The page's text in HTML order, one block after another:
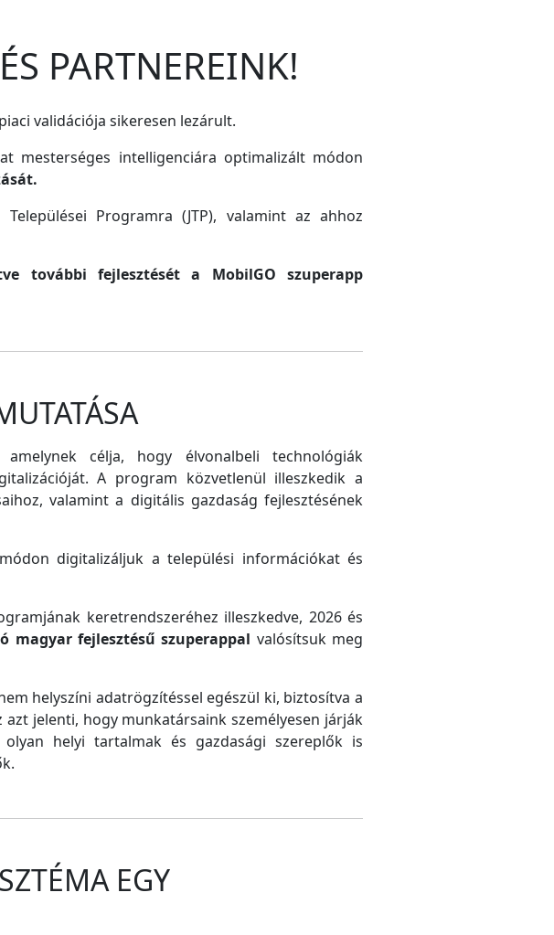
PARTNEREINK!
validációja sikeresen lezárult.
mesterséges intelligenciára optimalizált módon
Programra (JTP), valamint az ahhoz
további fejlesztését a MobilGO szuperapp
célja, hogy élvonalbeli technológiák
A program közvetlenül illeszkedik a
valamint a digitális gazdaság fejlesztésének
digitalizáljuk a települési információkat és
keretrendszeréhez illeszkedve, 2026 és
magyar fejlesztésű szuperappal valósítsuk meg
helyszíni adatrögzítéssel egészül ki, biztosítva a
jelenti, hogy munkatársaink személyesen járják
helyi tartalmak és gazdasági szereplők is
EGY